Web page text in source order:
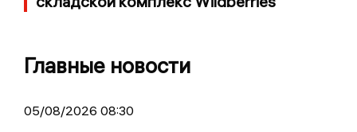
Главные новости
05/08/2026 08:30